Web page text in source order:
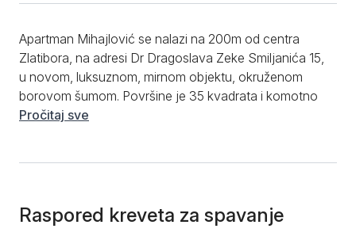
Apartman Mihajlović se nalazi na 200m od centra
Zlatibora, na adresi Dr Dragoslava Zeke Smiljanića 15,
u novom, luksuznom, mirnom objektu, okruženom
borovom šumom. Površine je 35 kvadrata i komotno
može da ugosti do 4 osobe. Apartman je luksuzno
decom jeste i krevetac, koji se potpuno besplatno
može dodati u apartman. Kuhinja je opremljena
Pročitaj sve
Raspored kreveta za spavanje